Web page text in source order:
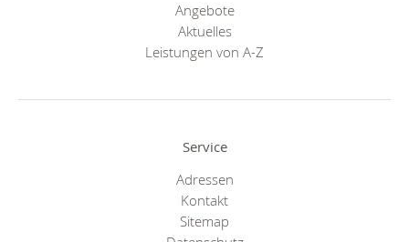
Angebote
Aktuelles
Leistungen von A-Z
Service
Adressen
Kontakt
Sitemap